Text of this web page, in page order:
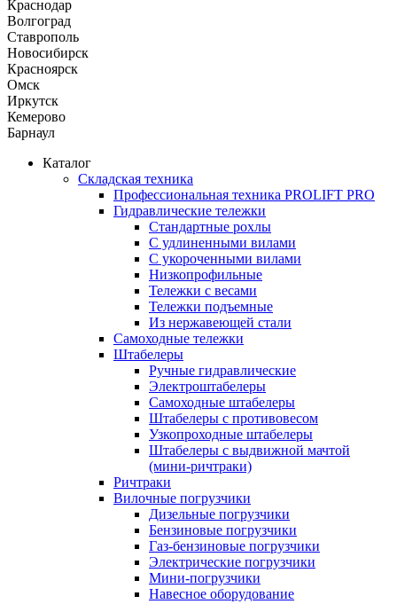
Краснодар
Волгоград
Ставрополь
Новосибирск
Красноярск
Омск
Иркутск
Кемерово
Барнаул
Каталог
Складская техника
Профессиональная техника PROLIFT PRO
Гидравлические тележки
Стандартные рохлы
С удлиненными вилами
С укороченными вилами
Низкопрофильные
Тележки с весами
Тележки подъемные
Из нержавеющей стали
Самоходные тележки
Штабелеры
Ручные гидравлические
Электроштабелеры
Самоходные штабелеры
Штабелеры с противовесом
Узкопроходные штабелеры
Штабелеры с выдвижной мачтой
(мини-ричтраки)
Ричтраки
Вилочные погрузчики
Дизельные погрузчики
Бензиновые погрузчики
Газ-бензиновые погрузчики
Электрические погрузчики
Мини-погрузчики
Навесное оборудование